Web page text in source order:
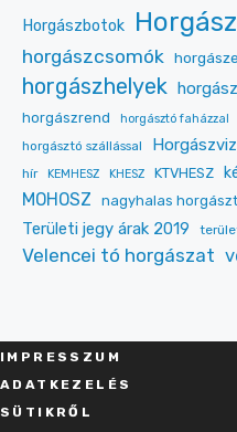
Horgászbotok
horgászcsomók
horgászhelyek
horgászrend horgásztó faházzal
horgásztó szállással
hír
KEMHESZ KHESZ KTVHESZ
MOHOSZ nagyhalas
Területi jegy árak 2019
Velencei tó horgászat
IMPRESSZU M
ADATKEZELÉS
SÜT IKRŐL